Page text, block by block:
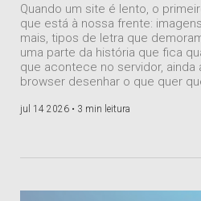
Quando um site é lento, o
que está à nossa frente:
mais, tipos de letra que
uma parte da história que fica
que acontece no servidor,
browser desenhar o que quer
jul 14 2026 • 3 min leitura